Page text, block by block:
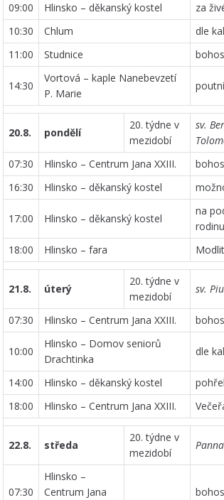
09:00
Hlinsko – děkanský kostel za
10:30
Chlum dle
11:00
Studnice
14:30
Vortová – kaple Nanebevzetí
P. Marie
20.8. pondělí
20. týdne v
mezidobí
sv.
07:30
Hlinsko – Centrum Jana XXIII.
16:30
Hlinsko – děkanský kostel
17:00 Hlinsko – děkanský kostel
na
rodinu
18:00 Hlinsko – fara
21.8. úterý
20. týdne v
mezidobí
sv.
07:30 Hlinsko – Centrum Jana XXIII.
10:00
Hlinsko – Domov seniorů
Drachtinka
dle
14:00 Hlinsko – děkanský kostel
18:00
Hlinsko – Centrum Jana XXIII.
22.8. středa
20. týdne v
mezidobí
07:30
Hlinsko –
Centrum Jana